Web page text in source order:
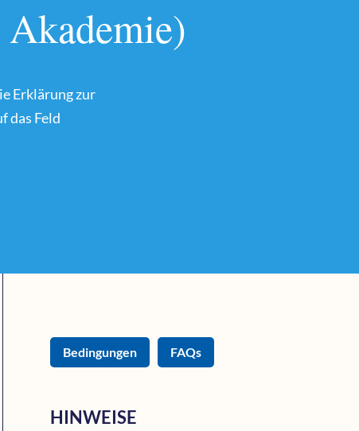
Erklärung zur
das Feld
Bedingungen FAQs
HINWEISE